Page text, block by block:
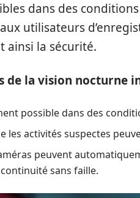
dans des
utilisateurs
ainsi la sécurité.
de la vision nocturne
possible dans des
les activités suspectes
peuvent
sans faille.